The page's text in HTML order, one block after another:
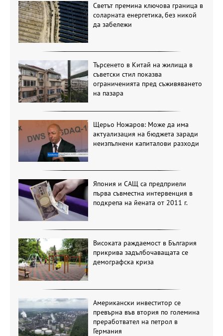
Светът премина ключова граница в
соларната енергетика, без никой
да забележи
Търсенето в Китай на жилища в
съветски стил показва
ограниченията пред съживяването
на пазара
Щерьо Ножаров: Може да има
актуализация на бюджета заради
неизпълнени капиталови разходи
Япония и САЩ са предприели
първа съвместна интервенция в
подкрепа на йената от 2011 г.
Високата раждаемост в България
прикрива задълбочаващата се
демографска криза
Американски инвеститор се
превърна във втория по големина
преработвател на петрол в
Германия